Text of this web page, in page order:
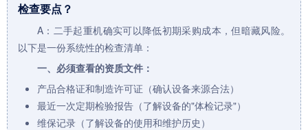
检查要点？
A：二手起重机确实可以降低初期采购成本，但暗藏风险。
以下是一份系统性的检查清单：
一、必须查看的资质文件：
产品合格证和制造许可证（确认设备来源合法）
最近一次定期检验报告（了解设备的"体检记录"）
维保记录（了解设备的使用和维护历史）